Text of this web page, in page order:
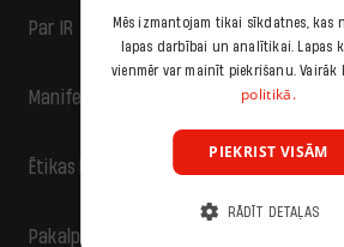
Par IR
Manifests
Ētikas kodekss
Pakalpojumu sniegšanas noteikumi
Mēs izmantojam tikai sīkdatnes, kas
lapas darbībai un analītikai. Lapas
vienmēr var mainīt piekrišanu. Vairāk
politikā.
PIEKRIST VISĀM
RĀDĪT DETAĻAS